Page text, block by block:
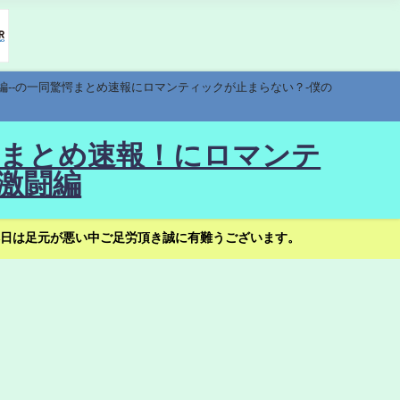
の一同驚愕まとめ速報にロマンティックが止まらない？-僕の
とめ速報！にロマンテ
闘編
足元が悪い中ご足労頂き誠に有難うございます。